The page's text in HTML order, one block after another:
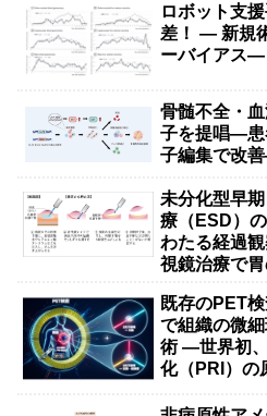
ロボット支
差！ — 新規
ーバイアス
骨髄不全・
子を提唱―患
子編集で改
未分化型早
療（ESD）
わたる経過
視鏡治療で
既存のPET
で組織の微
術 ―世界初
化（PRI）